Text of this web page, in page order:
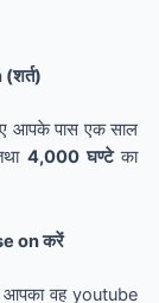
आपके पास एक साल
4,000 घण्टेका
on करें
वह youtube